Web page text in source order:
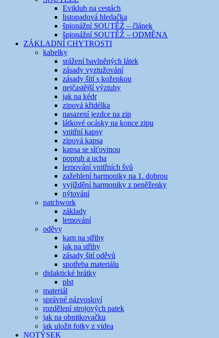
Eviklub na cestách
listopadová hledačka
špionážní SOUTĚŽ – článek
špionážní SOUTĚŽ – ODMĚNA
ZÁKLADNÍ CHYTROSTI
kabelky
srážení bavlněných látek
zásady vyztužování
zásady šití s koženkou
nejčastější výztuhy
jak na kédr
zipová křidélka
nasazení jezdce na zip
látkové ocásky na konce zipu
vnitřní kapsy
zipová kapsa
kapsa se síťovinou
popruh a ucha
lemování vnitřních švů
zažehlení harmoniky na 1. dobrou
vyjíždění harmoniky z peněženky
nýtování
patchwork
základy
lemování
oděvy
kam na střihy
jak na střihy
zásady šití oděvů
spotřeba materiálu
didaktické hrátky
plst
materiál
správné názvosloví
rozdělení strojových patek
jak na obnitkovačku
jak uložit fotky z videa
NOTÝSEK